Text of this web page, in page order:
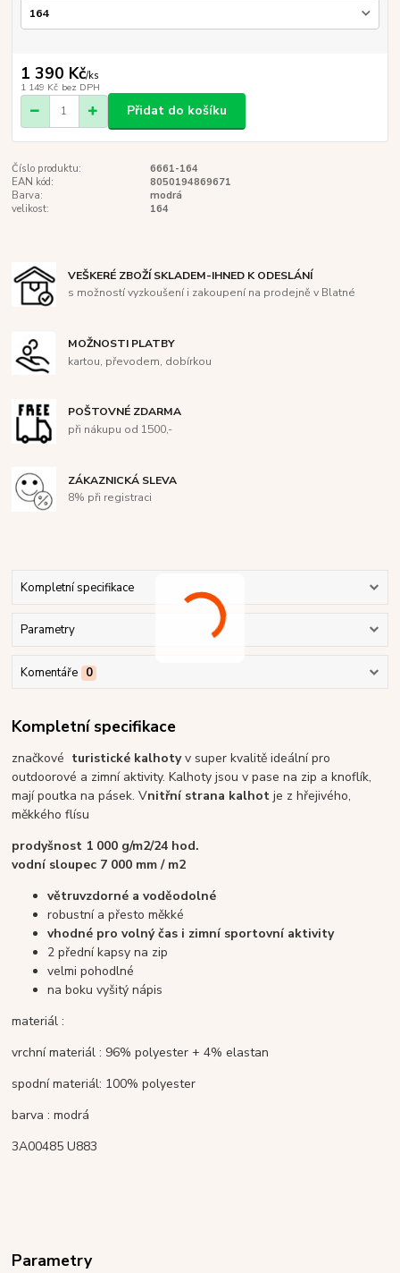
1 390 Kč/ks
1 149 Kč bez DPH
Přidat do košíku
Číslo produktu:
6661-164
EAN kód:
8050194869671
Barva:
modrá
velikost:
164
VEŠKERÉ ZBOŽÍ SKLADEM-IHNED K ODESLÁNÍ
s možností vyzkoušení i zakoupení na prodejně v Blatné
MOŽNOSTI PLATBY
kartou, převodem, dobírkou
POŠTOVNÉ ZDARMA
při nákupu od 1500,-
ZÁKAZNICKÁ SLEVA
8% při registraci
Kompletní specifikace
Parametry
Komentáře 0
Kompletní specifikace
značkové turistické kalhotyv super kvalitě ideální pro
outdoorové a zimní aktivity. Kalhoty jsou v pase na zip a knoflík,
mají poutka na pásek. Vnitřní strana kalhot je z hřejivého,
měkkého flísu
prodyšnost 1 000 g/m2/24 hod.
vodní sloupec 7 000 mm / m2
větruvzdorné a voděodolné
robustní a přesto měkké
vhodné pro volný čas i zimní sportovní aktivity
2 přední kapsy na zip
velmi pohodlné
na boku vyšitý nápis
materiál :
vrchní materiál : 96% polyester + 4% elastan
spodní materiál: 100% polyester
barva : modrá
3A00485 U883
Parametry